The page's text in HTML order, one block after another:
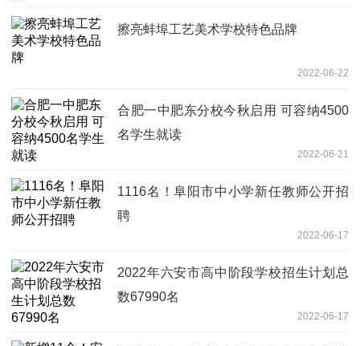
擦亮蚌埠工艺美术学校特色品牌
2022-06-22
合肥一中肥东分校今秋启用 可容纳4500
名学生就读
2022-06-21
1116名！阜阳市中小学新任教师公开招
聘
2022-06-17
2022年六安市高中阶段学校招生计划总
数67990名
2022-06-17